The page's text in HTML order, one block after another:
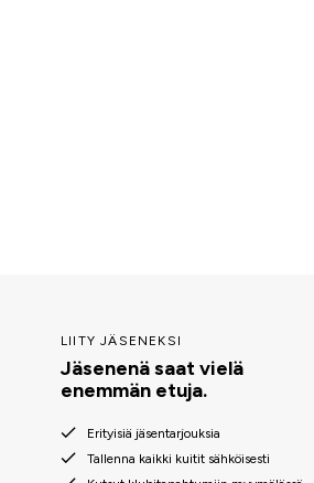
LIITY JÄSENEKSI
Jäsenenä saat vielä
enemmän etuja.
Erityisiä jäsentarjouksia
Tallenna kaikki kuitit sähköisesti